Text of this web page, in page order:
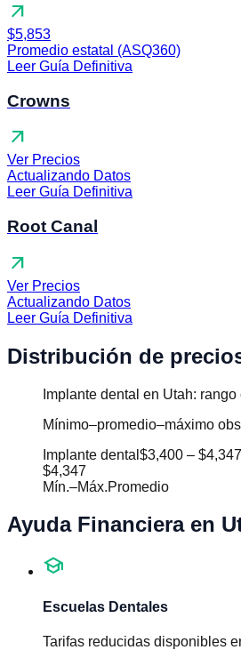
arrow_outward
$5,853
Promedio estatal (ASQ360)
Leer Guía Definitiva
Crowns
arrow_outward
Ver Precios
Actualizando Datos
Leer Guía Definitiva
Root Canal
arrow_outward
Ver Precios
Actualizando Datos
Leer Guía Definitiva
Distribución de
Implante dental en Utah:
Mínimo–promedio–máximo
Implante dental $3,400 – $4,347
$4,347
Mín.–Máx.Promedio
Ayuda Financiera en
school
Escuelas Dentales
Tarifas reducidas disponibles